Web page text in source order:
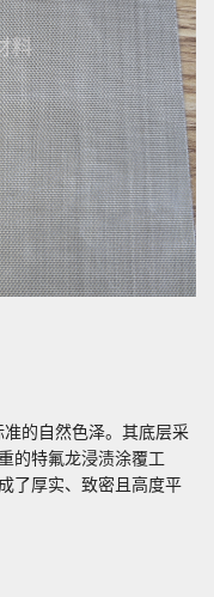
的自然色泽。其底层采
的特氟龙浸渍涂覆工
了厚实、致密且高度平